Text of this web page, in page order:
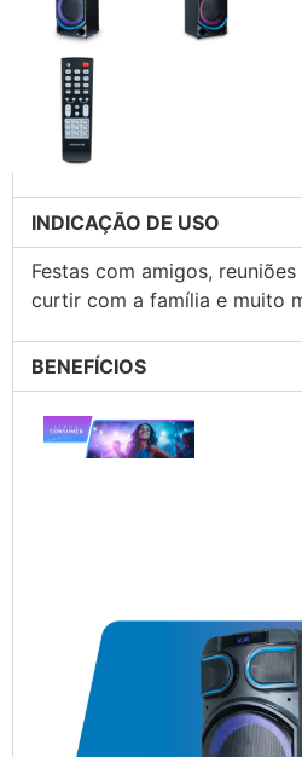
INDICAÇÃO DE USO
Festas com amigos,
curtir com a família e muito
BENEFÍCIOS